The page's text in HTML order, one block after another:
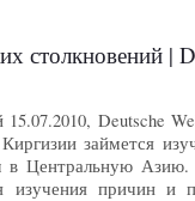
столкновений |
Deutsche
займется
Центральную Азию.
причин и